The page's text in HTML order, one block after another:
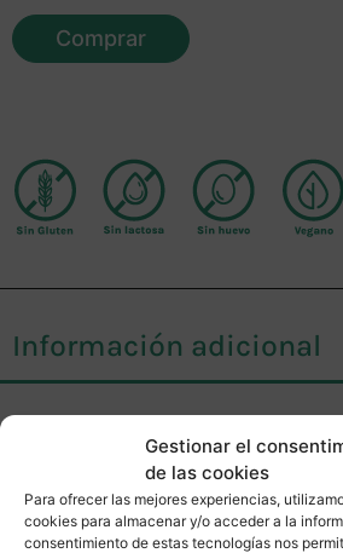
Gestionar el
de las cookies
Para ofrecer las mejores experiencias,
cookies para almacenar y/o acceder a la
consentimiento de estas tecnologías nos
Comprar
Información adicional
poderoso Trinidad Moruga
de origen Trinidad con unos
unidades en la escala